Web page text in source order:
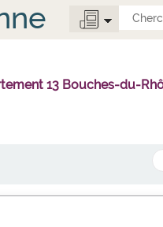
13 Bouches-du-